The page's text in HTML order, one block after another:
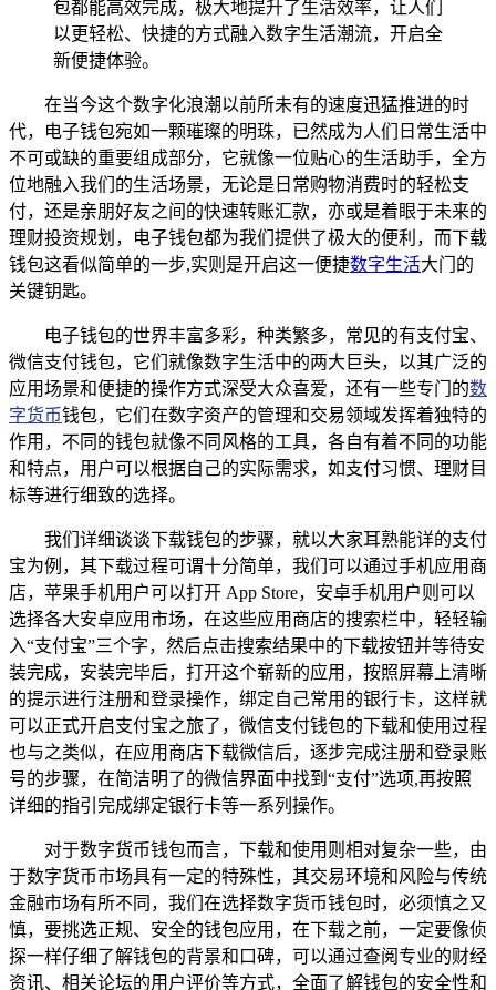
包都能高效完成，极大地提升了生活效率，让人们
以更轻松、快捷的方式融入数字生活潮流，开启全
新便捷体验。
在当今这个数字化浪潮以前所未有的速度迅猛推进的时
代，电子钱包宛如一颗璀璨的明珠，已然成为人们日常生活中
不可或缺的重要组成部分，它就像一位贴心的生活助手，全方
位地融入我们的生活场景，无论是日常购物消费时的轻松支
付，还是亲朋好友之间的快速转账汇款，亦或是着眼于未来的
理财投资规划，电子钱包都为我们提供了极大的便利，而下载
钱包这看似简单的一步,实则是开启这一便捷数字生活大门的
关键钥匙。
电子钱包的世界丰富多彩，种类繁多，常见的有支付宝、
微信支付钱包，它们就像数字生活中的两大巨头，以其广泛的
应用场景和便捷的操作方式深受大众喜爱，还有一些专门的数
字货币钱包，它们在数字资产的管理和交易领域发挥着独特的
作用，不同的钱包就像不同风格的工具，各自有着不同的功能
和特点，用户可以根据自己的实际需求，如支付习惯、理财目
标等进行细致的选择。
我们详细谈谈下载钱包的步骤，就以大家耳熟能详的支付
宝为例，其下载过程可谓十分简单，我们可以通过手机应用商
店，苹果手机用户可以打开 App Store，安卓手机用户则可以
选择各大安卓应用市场，在这些应用商店的搜索栏中，轻轻输
入“支付宝”三个字，然后点击搜索结果中的下载按钮并等待安
装完成，安装完毕后，打开这个崭新的应用，按照屏幕上清晰
的提示进行注册和登录操作，绑定自己常用的银行卡，这样就
可以正式开启支付宝之旅了，微信支付钱包的下载和使用过程
也与之类似，在应用商店下载微信后，逐步完成注册和登录账
号的步骤，在简洁明了的微信界面中找到“支付”选项,再按照
详细的指引完成绑定银行卡等一系列操作。
对于数字货币钱包而言，下载和使用则相对复杂一些，由
于数字货币市场具有一定的特殊性，其交易环境和风险与传统
金融市场有所不同，我们在选择数字货币钱包时，必须慎之又
慎，要挑选正规、安全的钱包应用，在下载之前，一定要像侦
探一样仔细了解钱包的背景和口碑，可以通过查阅专业的财经
资讯、相关论坛的用户评价等方式，全面了解钱包的安全性和